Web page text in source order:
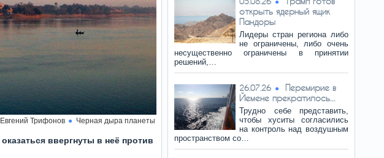
Евгений Трифонов Черная дыра планеты
ввергнуты в неё против
открыть ядерный ящик
Пандоры
Лидеры стран региона либо
не ограничены, либо очень
несущественно ограничены в принятии
решений,…
26.07.26
Перемирие в
Йемене прекратилось...
Трудно себе представить,
чтобы хуситы согласились
на контроль над воздушным
пространством со…